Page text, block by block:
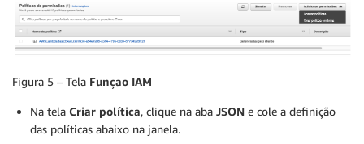
Figura 5 – Tela Funçao IAM
Na tela Criar política, clique na aba JSON e cole a definição
das políticas abaixo na janela.